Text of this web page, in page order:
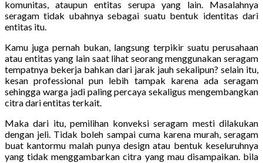
komunitas, ataupun entitas serupa yang lain. Masalahnya
seragam tidak ubahnya sebagai suatu bentuk identitas dari
entitas itu.
Kamu juga pernah bukan, langsung terpikir suatu perusahaan
atau entitas yang lain saat lihat seorang menggunakan seragam
tempatnya bekerja bahkan dari jarak jauh sekalipun? selain itu,
kesan professional pun lebih tampak karena ada seragam
sehingga warga jadi paling percaya sekaligus mengembangkan
citra dari entitas terkait.
Maka dari itu, pemilihan konveksi seragam mesti dilakukan
dengan jeli. Tidak boleh sampai cuma karena murah, seragam
buat kantormu malah punya design atau bentuk keseluruhnya
yang tidak menggambarkan citra yang mau disampaikan. bila